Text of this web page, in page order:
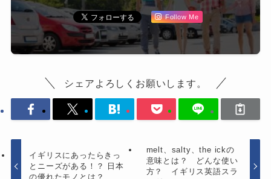
Follow Me
シェアよろしくお願いします。
イギリスにあったらきっ
とニーズがある！？ 日本
の優れたモノとは？
melt、salty、the ickの
意味とは？ どんな使い
方？ イギリス英語スラ